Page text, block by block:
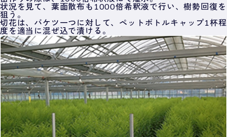
状況を見て、葉面散布も1000倍希釈液で行い、樹勢回復を
狙う。
切花は、バケツ一つに対して、ペットボトルキャップ1杯程
度を適当に混ぜ込で漬ける。